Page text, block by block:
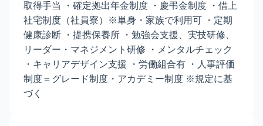
取得手当 ・確定拠出年金制度 ・慶弔金制度 ・借上
社宅制度（社員寮）※単身・家族で利用可 ・定期
健康診断 ・提携保養所 ・勉強会支援、実技研修、
リーダー・マネジメント研修 ・メンタルチェック
・キャリアデザイン支援 ・労働組合有 ・人事評価
制度＝グレード制度・アカデミー制度 ※規定に基
づく